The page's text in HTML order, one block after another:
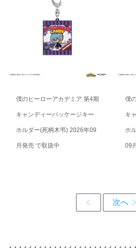
僕のヒーローアカデミア 第4期
キャンディーパッケージキー
ホルダー(死柄木弔) 2026年09
月発売 で取扱中
僕
キ
ホ
09